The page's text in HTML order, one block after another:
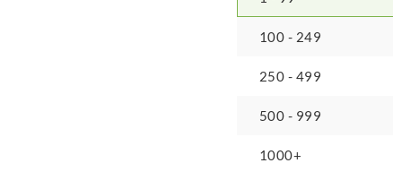
100 - 249
250 - 499
500 - 999
1000+